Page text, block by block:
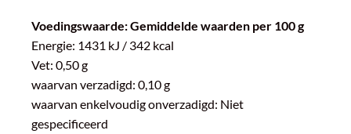
Voedingswaarde: Gemiddelde waarden per 100 g
Energie: 1431 kJ / 342 kcal
Vet: 0,50 g
waarvan verzadigd: 0,10 g
waarvan enkelvoudig onverzadigd: Niet
gespecificeerd